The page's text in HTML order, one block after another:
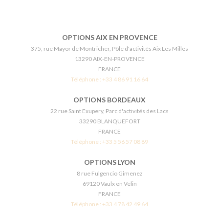
OPTIONS AIX EN PROVENCE
375, rue Mayor de Montricher, Pôle d'activités Aix Les Milles
13290 AIX-EN-PROVENCE
FRANCE
Téléphone : +33 4 86 91 16 64
OPTIONS BORDEAUX
22 rue Saint Exupery, Parc d'activités des Lacs
33290 BLANQUEFORT
FRANCE
Téléphone : +33 5 56 57 08 89
OPTIONS LYON
8 rue Fulgencio Gimenez
69120 Vaulx en Velin
FRANCE
Téléphone : +33 4 78 42 49 64